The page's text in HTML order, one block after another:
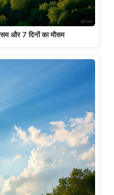
और 7 दिनों का मौसम